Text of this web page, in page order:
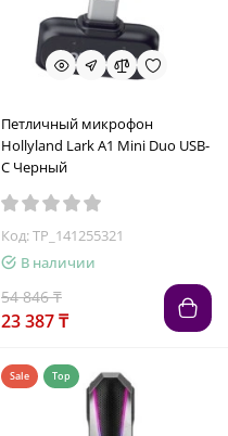
Петличный микрофон
Hollyland Lark A1 Mini Duo USB-
C Черный
Код: TP_141255321
В наличии
54 846 ₸
23 387 ₸
Sale Top